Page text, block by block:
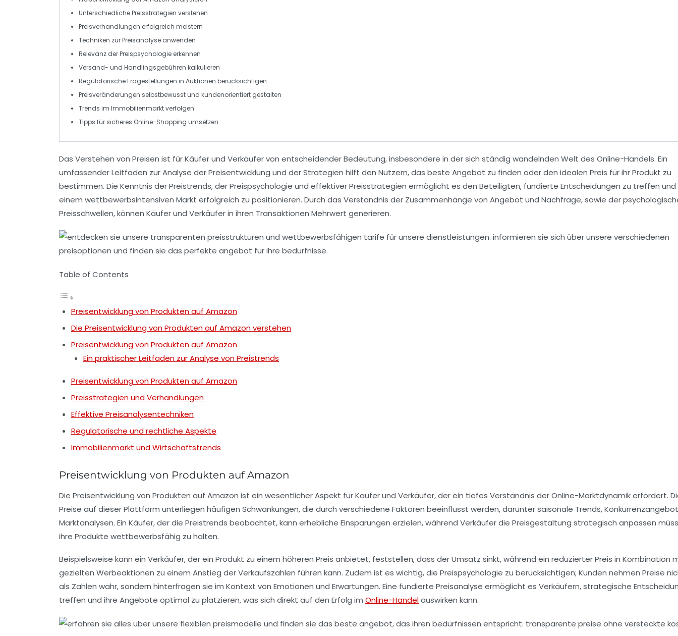
UnterschiedlichePreisstrategien verstehen
Preisverhandlungen erfolgreich meistern
Techniken zurPreisanalyse anwenden
Relevanz derPreispsychologie erkennen
Versand- und Handlingsgebühren kalkulieren
Regulatorische Fragestellungen in Auktionen berücksichtigen
Preisveränderungen selbstbewusst und kundenorientiert gestalten
Trends im Immobilienmarktverfolgen
Tipps für sicheres Online-Shopping umsetzen
Das Verstehen von Preisen ist fürKäuferund Verkäufervon entscheidender Bedeutung, insbesondere in der sich ständig wandelnden Welt des Online-Handels. Ein
umfassender Leitfaden zur Analyse derPreisentwicklung und der Strategien hilft den Nutzern, das beste Angebot zu finden oder den idealen Preis für ihr Produkt zu
bestimmen. Die Kenntnis derPreistrends, derPreispsychologie und effektiverPreisstrategien ermöglicht es den Beteiligten, fundierte Entscheidungen zu treffen und
einem wettbewerbsintensiven Markt erfolgreich zu positionieren. Durch das Verständnis der Zusammenhänge von Angebot und Nachfrage, sowie der
Preisschwellen, können Käufer und Verkäufer in ihren Transaktionen Mehrwert generieren.
Table of Contents
Preisentwicklung von Produkten auf Amazon
Die Preisentwicklung von Produkten auf Amazon verstehen
Preisentwicklung von Produkten auf Amazon
Ein praktischer Leitfaden zur Analyse von Preistrends
Preisentwicklung von Produkten auf Amazon
Preisstrategien und Verhandlungen
Effektive Preisanalysentechniken
Regulatorische und rechtliche Aspekte
Immobilienmarkt und Wirtschaftstrends
Preisentwicklung von Produkten auf Amazon
Die Preisentwicklung von Produkten auf Amazon ist ein wesentlicher Aspekt für Käufer und Verkäufer, der ein tiefes Verständnis der Online-Marktdynamik erfordert.
Preise auf dieser Plattform unterliegen häufigen Schwankungen, die durch verschiedene Faktoren beeinflusst werden, darunter saisonale Trends,
Marktanalysen. Ein Käufer, der die Preistrends beobachtet, kann erhebliche Einsparungen erzielen, während Verkäufer die Preisgestaltung strategisch anpassen
ihre Produkte wettbewerbsfähig zu halten.
Beispielsweise kann ein Verkäufer, der ein Produkt zu einem höheren Preis anbietet, feststellen, dass der Umsatz sinkt, während ein reduzierter Preis in Kombination
gezielten Werbeaktionen zu einem Anstieg der Verkaufszahlen führen kann. Zudem ist es wichtig, die Preispsychologie zu berücksichtigen; Kunden nehmen Preise
als Zahlen wahr, sondern hinterfragen sie im Kontext von Emotionen und Erwartungen. Eine fundierte Preisanalyse ermöglicht es Verkäufern, strategische
treffen und ihre Angebote optimal zu platzieren, was sich direkt auf den Erfolg im Online-Handelauswirken kann.